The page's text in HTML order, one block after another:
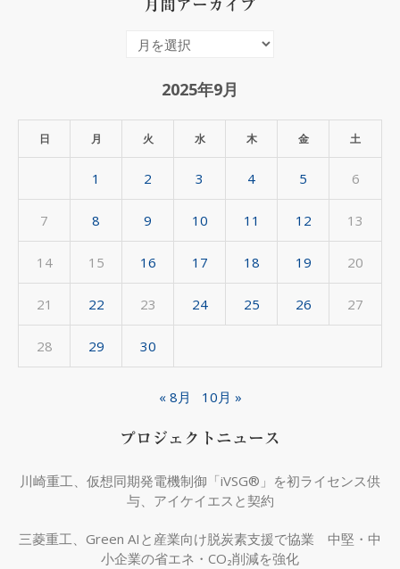
月間アーカイブ
イ
2025年9月
日 月 火 水 木 金 土
1 2 3 4 5 6
7 8 9 10 11 12 13
14 15 16 17 18 19 20
21 22 23 24 25 26 27
28 29 30
« 8月 10月 »
プロジェクトニュース
川崎重工、仮想同期発電機制御「iVSG®」を初ライセンス供
与、アイケイエスと契約
三菱重工、Green AIと産業向け脱炭素支援で協業 中堅・中
小企業の省エネ・CO₂削減を強化